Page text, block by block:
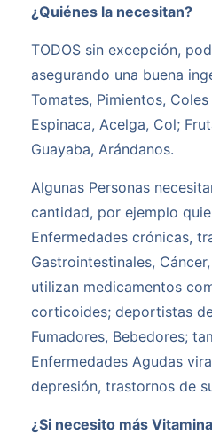
¿Quiénes la necesitan?
TODOS sin excepción,
asegurando una buena
Tomates, Pimientos,
Espinaca, Acelga, Col;
Guayaba, Arándanos.
Algunas Personas
cantidad, por ejemplo
Enfermedades crónicas,
Gastrointestinales,
utilizan medicamentos
corticoides; deportistas
Fumadores, Bebedores;
Enfermedades Agudas
depresión, trastornos de
¿Si necesito más